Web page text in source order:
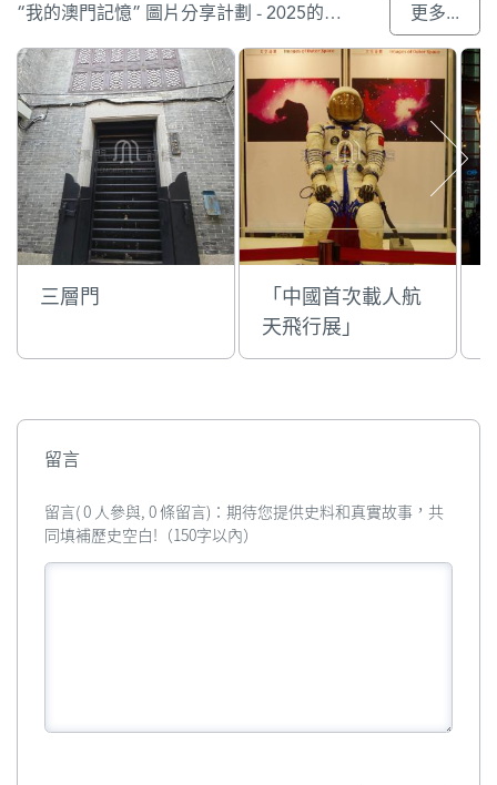
“我的澳門記憶” 圖片分享計劃 - 2025的參與作品 更多...
三層門
「中國首次載人航
天飛行展」
留言
留言( 0 人參與, 0 條留言)：期待您提供史料和真實故事，共
同填補歷史空白!（150字以內）